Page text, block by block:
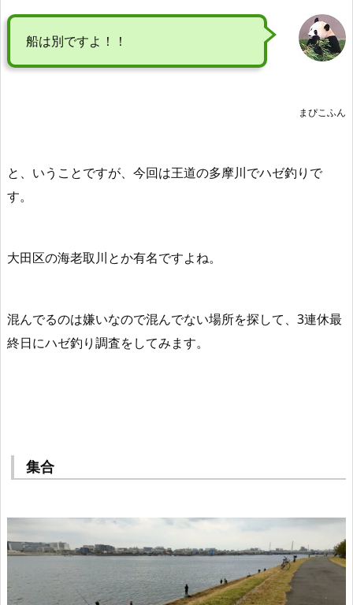
まぴこふん
船は別ですよ！！
と、いうことですが、今回は王道の多摩川でハゼ釣りで
す。
大田区の海老取川とか有名ですよね。
混んでるのは嫌いなので混んでない場所を探して、 3連休最
終日にハゼ釣り調査をしてみます。
集合